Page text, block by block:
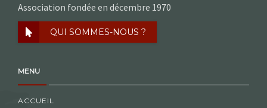
Association fondée en décembre 1970
QUI SOMMES-NOUS ?
MENU
ACCUEIL